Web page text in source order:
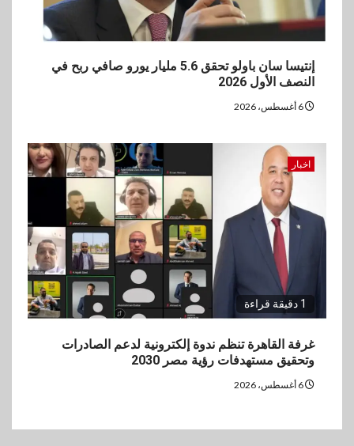
إنتيسا سان باولو تحقق 5.6 مليار يورو صافي ربح في
النصف الأول 2026
اخبار
1 دقيقة قراءة
غرفة القاهرة تنظم ندوة إلكترونية لدعم الصادرات
وتحقيق مستهدفات رؤية مصر 2030